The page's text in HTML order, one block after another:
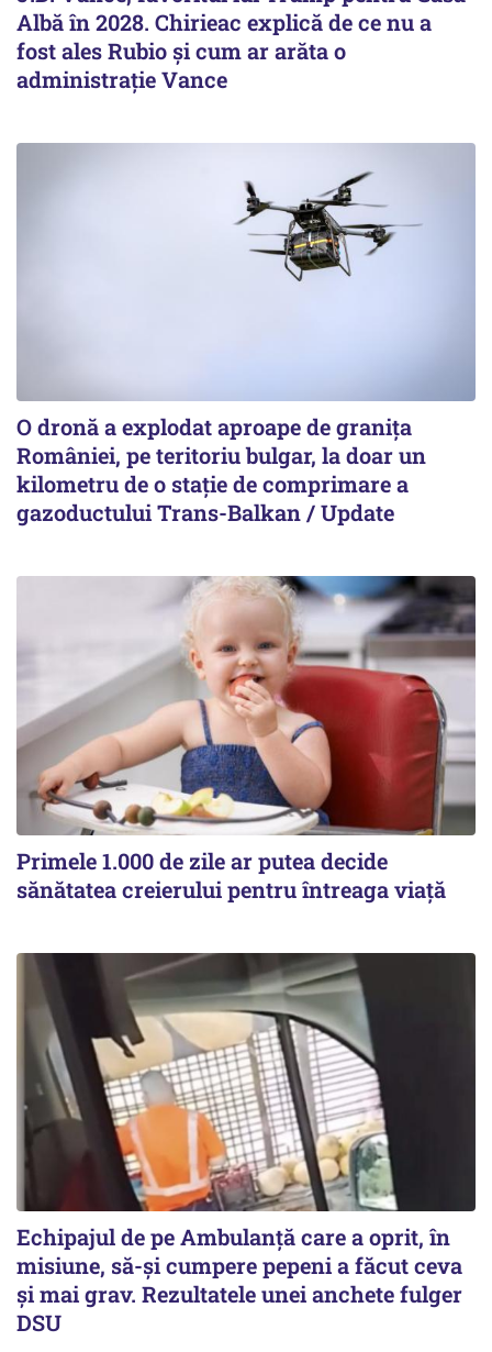
Albă în 2028. Chirieac explică de ce nu a
fost ales Rubio și cum ar arăta o
administrație Vance
O dronă a explodat aproape de granița
României, pe teritoriu bulgar, la doar un
kilometru de o stație de comprimare a
gazoductului Trans-Balkan / Update
Primele 1.000 de zile ar putea decide
sănătatea creierului pentru întreaga viață
Echipajul de pe Ambulanță care a oprit, în
misiune, să-și cumpere pepeni a făcut ceva
și mai grav. Rezultatele unei anchete fulger
DSU